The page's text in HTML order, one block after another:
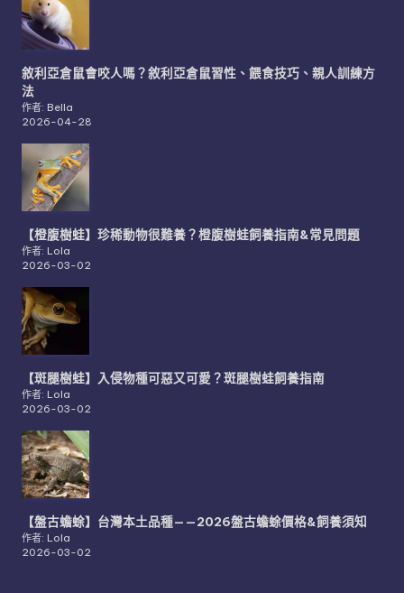
敘利亞倉鼠會咬人嗎？敘利亞倉鼠習性、餵食技巧、親人訓練方
法
作者: Bella
2026-04-28
【橙腹樹蛙】珍稀動物很難養？橙腹樹蛙飼養指南&常見問題
作者: Lola
2026-03-02
【斑腿樹蛙】入侵物種可惡又可愛？斑腿樹蛙飼養指南
作者: Lola
2026-03-02
【盤古蟾蜍】台灣本土品種——2026盤古蟾蜍價格&飼養須知
作者: Lola
2026-03-02